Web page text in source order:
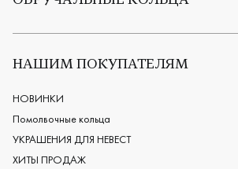
Все обручальные кольца
Европейские обручальные кольца
Мужские обручальные кольца
Женские обручальные кольца
Обручальные кольца из платины
Дизайнерские обручальные кольца
НАШИМ ПОКУПАТЕЛЯМ
НОВИНКИ
Помолвочные кольца
УКРАШЕНИЯ ДЛЯ НЕВЕСТ
ХИТЫ ПРОДАЖ